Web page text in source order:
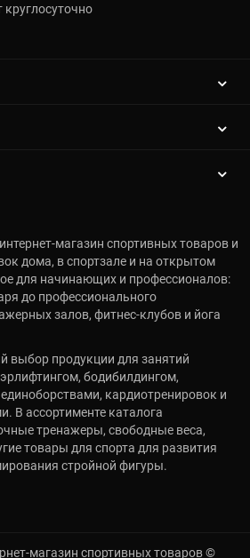
круглосуточно
магазин спортивных товаров и
дома, в спортзале и на открытом
для начинающих и профессионалов:
до профессионального
залов, фитнес-клубов и йога
выбор продукции для занятий
бодибилдингом,
кардиотренировок и
В ассортименте каталога
тренажеры, свободные веса,
товары для спорта для развития
стройной фигуры.
магазин спортивных товаров ©